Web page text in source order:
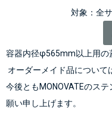
対象：全
容器内径φ565mm以上用の
オーダーメイド品について
今後ともMONOVATEのス
願い申し上げます。